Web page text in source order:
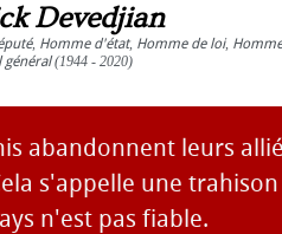
Devedjian
, Homme d'état, Homme de loi,
général(1944 - 2020)
abandonnent leurs
s'appelle une
n'est pas fiable.